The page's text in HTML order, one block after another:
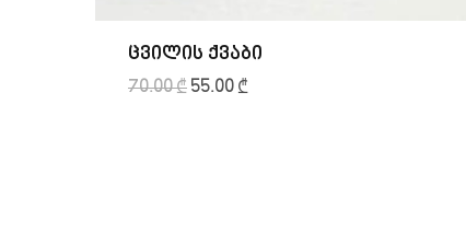
ცვილის ქვაბი
70.00₾ 55.00 ₾